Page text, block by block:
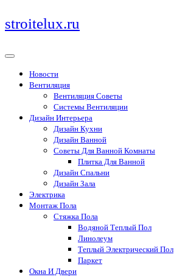
Перейти
к
stroitelux.ru
Новости
Вентиляция
Вентиляция Советы
Системы Вентиляции
Дизайн Интерьера
Дизайн Кухни
Дизайн Ванной
Советы Для Ванной Комнаты
Плитка Для Ванной
Дизайн Спальни
Дизайн Зала
Электрика
Монтаж Пола
Стяжка Пола
Водяной Теплый Пол
Линолеум
Теплый Электрический Пол
Паркет
Окна И Двери